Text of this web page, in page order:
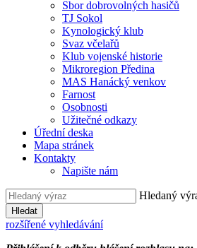
Sbor dobrovolných hasičů
TJ Sokol
Kynologický klub
Svaz včelařů
Klub vojenské historie
Mikroregion Předina
MAS Hanácký venkov
Farnost
Osobnosti
Užitečné odkazy
Úřední deska
Mapa stránek
Kontakty
Napište nám
Hledaný
Hledat
rozšířené vyhledávání